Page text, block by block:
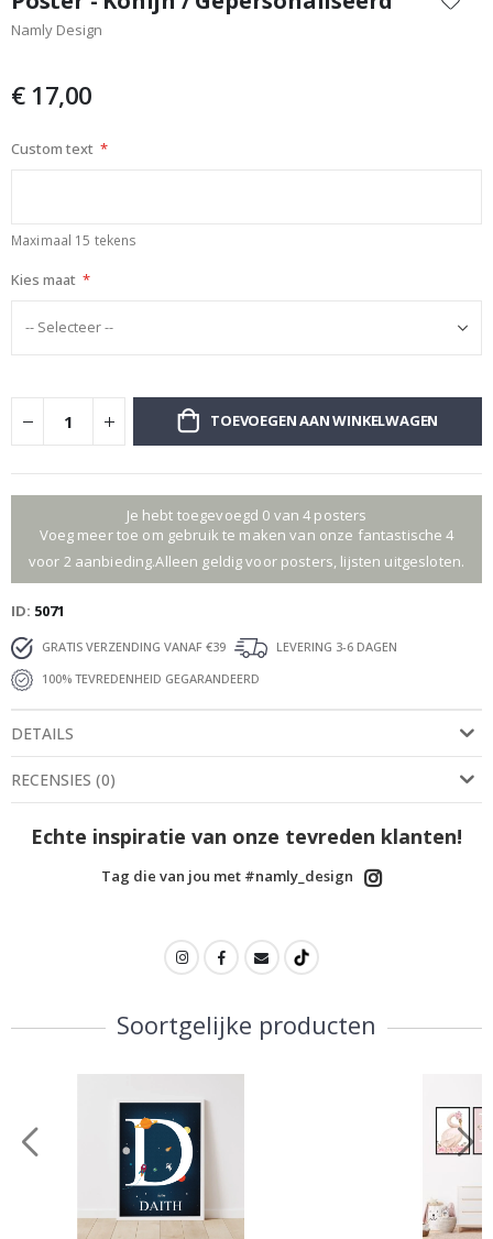
het
begin
afbeeldingen-
Namly Design
€ 17,00
Custom text
Maximaal 15 tekens
Kies maat
TOEVOEGEN AAN WINKELWAGEN
Je hebt toegevoegd 0 van 4 posters
Voeg meer toe om gebruik te maken van onze fantastische 4
voor 2 aanbieding.Alleen geldig voor posters, lijsten uitgesloten.
ID 5071
GRATIS VERZENDING VANAF €39
LEVERING 3-6 DAGEN
100% TEVREDENHEID GEGARANDEERD
DETAILS
RECENSIES (0)
Echte inspiratie van onze tevreden klanten!
Tag die van jou met #namly_design
Soortgelijke producten